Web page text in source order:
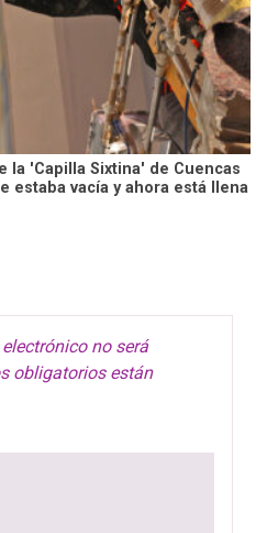
la 'Capilla Sixtina' de Cuencas
estaba vacía y ahora está llena
no será
obligatorios están